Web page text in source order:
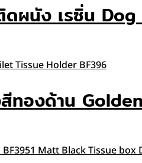
ผนัง เรซิ่น
ทองด้าน